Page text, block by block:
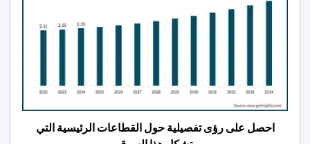
احصل على رؤى تفصيلية حول القطاعات الرئيسية التي